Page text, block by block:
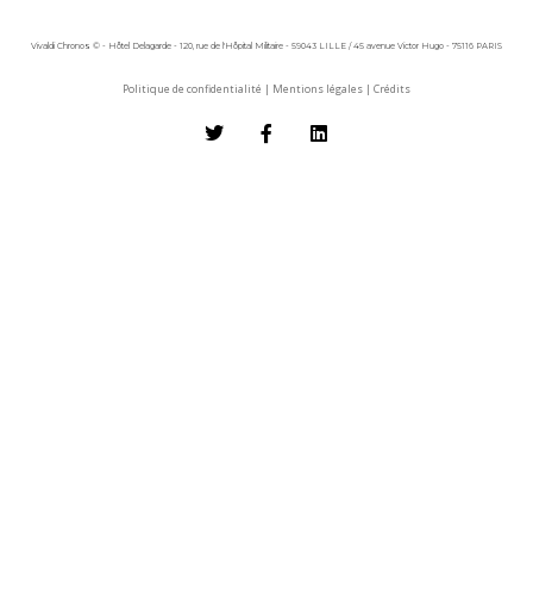
Vivaldi Chronos © - Hôtel Delagarde - 120, rue de l'Hôpital Militaire - 59043 LILLE / 45 avenue Victor Hugo - 75116 PARIS
Politique de confidentialité | Mentions légales | Crédits